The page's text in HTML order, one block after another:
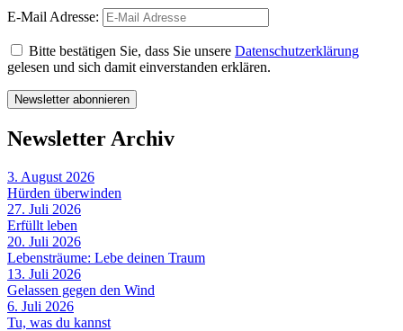
E-Mail Adresse:
Bitte bestätigen Sie, dass Sie unsere Datenschutzerklärung
gelesen und sich damit einverstanden erklären.
Newsletter Archiv
3. August 2026
Hürden überwinden
27. Juli 2026
Erfüllt leben
20. Juli 2026
Lebensträume: Lebe deinen Traum
13. Juli 2026
Gelassen gegen den Wind
6. Juli 2026
Tu, was du kannst